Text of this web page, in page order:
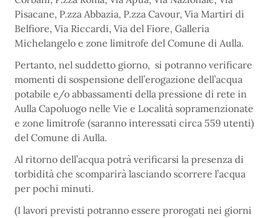
Pisacane, P.zza Abbazia, P.zza Cavour, Via Martiri di
Belfiore, Via Riccardi, Via del Fiore, Galleria
Michelangelo e zone limitrofe del Comune di Aulla.
Pertanto, nel suddetto giorno, si potranno verificare
momenti di sospensione dell’erogazione dell’acqua
potabile e/o abbassamenti della pressione di rete in
Aulla Capoluogo nelle Vie e Località sopramenzionate
e zone limitrofe (saranno interessati circa 559 utenti)
del Comune di Aulla.
Al ritorno dell’acqua potrà verificarsi la presenza di
torbidità che scomparirà lasciando scorrere l’acqua
per pochi minuti.
(I lavori previsti potranno essere prorogati nei giorni